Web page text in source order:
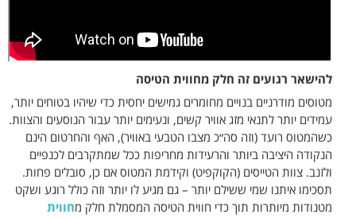
להישאר רגועים זה חלק מחווית הטיסה
מטוסים מודרניים בנויים מחומרים גמישים יחסית כדי שיהיו בטוחים יותר,
עמידים יותר לתנאי מזג אוויר קשים, ונעימים יותר עבור הנוסעים והצוות.
כשהמטוס רועד (וזה סה״כ מצבו הטבעי באוויר), האף והחרטום הינם
הנקודה היציבה ביותר והרעידות מחריפות ככל שמתקרבים לכנפיים
ולזנב. צוות הטייסים (הקוקפיט) וקידמת המטוס אם כן, סובלים פחות.
תסכימו איתנו שמי ששילם יותר – גם מגיע לו יותר וזה כולל רוגע ושקט
מטנודות מיותרות תוך כדי חווית הטיסה המסמלת חלק מחווית